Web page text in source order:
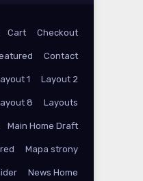
Cart Checkout
Contact
1 Layout 2
8 Layouts
Main Home Draft
Mapa strony
News Home